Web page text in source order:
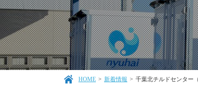
HOME > 新着情報 > 千葉北チルドセンター